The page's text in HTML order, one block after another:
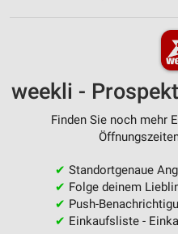
weekli -
Finden Sie noch mehr
✔ Standortgenaue
✔ Folge deinem
✔ Push-
✔ Einkaufsliste -